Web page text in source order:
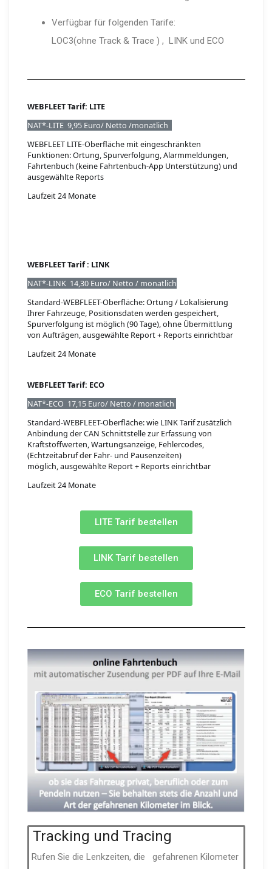
Verfügbar für folgenden Tarife:
LOC3(ohne Track & Trace ) , LINK und ECO
WEBFLEET Tarif: LITE
NAT*-LITE 9,95 Euro/ Netto /monatlich
WEBFLEET LITE-Oberfläche mit eingeschränkten
Funktionen: Ortung, Spurverfolgung, Alarmmeldungen,
Fahrtenbuch (keine Fahrtenbuch-App Unterstützung) und
ausgewählte Reports
Laufzeit 24 Monate
WEBFLEET Tarif : LINK
NAT*-LINK 14,30 Euro/ Netto / monatlich
Standard-WEBFLEET-Oberfläche: Ortung / Lokalisierung
Ihrer Fahrzeuge, Positionsdaten werden gespeichert,
Spurverfolgung ist möglich (90 Tage), ohne Übermittlung
von Aufträgen, ausgewählte Report + Reports einrichtbar
Laufzeit 24 Monate
WEBFLEET Tarif: ECO
NAT*-ECO 17,15 Euro/ Netto / monatlich
Standard-WEBFLEET-Oberfläche: wie LINK Tarif zusätzlich
Anbindung der CAN Schnittstelle zur Erfassung von
Kraftstoffwerten, Wartungsanzeige, Fehlercodes,
(Echtzeitabruf der Fahr- und Pausenzeiten)
möglich, ausgewählte Report + Reports einrichtbar
Laufzeit 24 Monate
LITE Tarif bestellen
LINK Tarif bestellen
ECO Tarif bestellen
Tracking und Tracing
Rufen Sie die Lenkzeiten, die gefahrenen Kilometer